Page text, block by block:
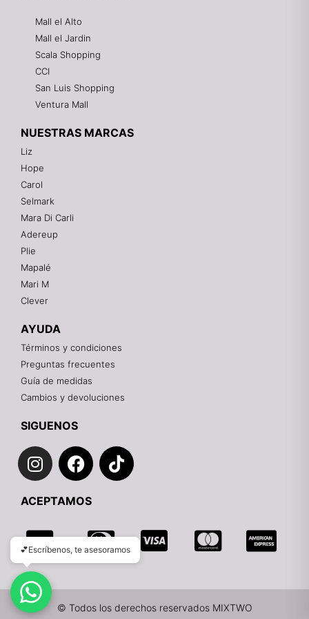
Mall el Alto
Mall el Jardin
Scala Shopping
CCI
San Luis Shopping
Ventura Mall
NUESTRAS MARCAS
Liz
Hope
Carol
Selmark
Mara Di Carli
Adereup
Plie
Mapalé
Mari M
Clever
AYUDA
Términos y condiciones
Preguntas frecuentes
Guía de medidas
Cambios y devoluciones
SIGUENOS
I
n
t
g
r
a
m
F
a
e
o
o
T
i
k
ACEPTAMOS
© Todos los derechos reservados MIXTWO
💕Escríbenos, te asesoramos
¡Hola! 👋
Gracias por visitarnos. Te asesoramos
personalmente con tu compra: tallas, envíos y
pagos.
Recuerda: 10% de descuento en tu primera compra
Contáctanos por el canal que prefieras 💕
WhatsApp
Instagram
Teléfono
Email